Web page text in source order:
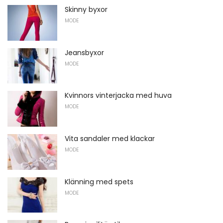
Skinny byxor
MODE
Jeansbyxor
MODE
Kvinnors vinterjacka med huva
MODE
Vita sandaler med klackar
MODE
Klänning med spets
MODE